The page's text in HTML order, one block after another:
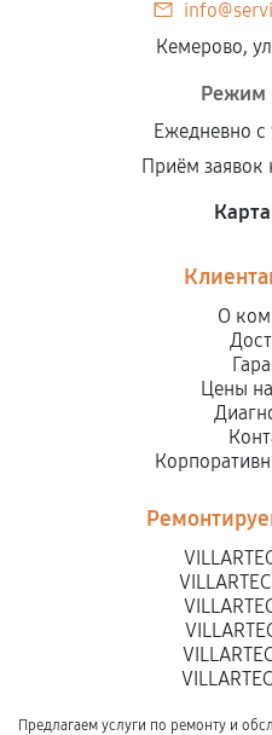
Кемерово,
Режим
Ежедневно
Приём заявок
О
Цены
Предлагаем услуги по ремонту и